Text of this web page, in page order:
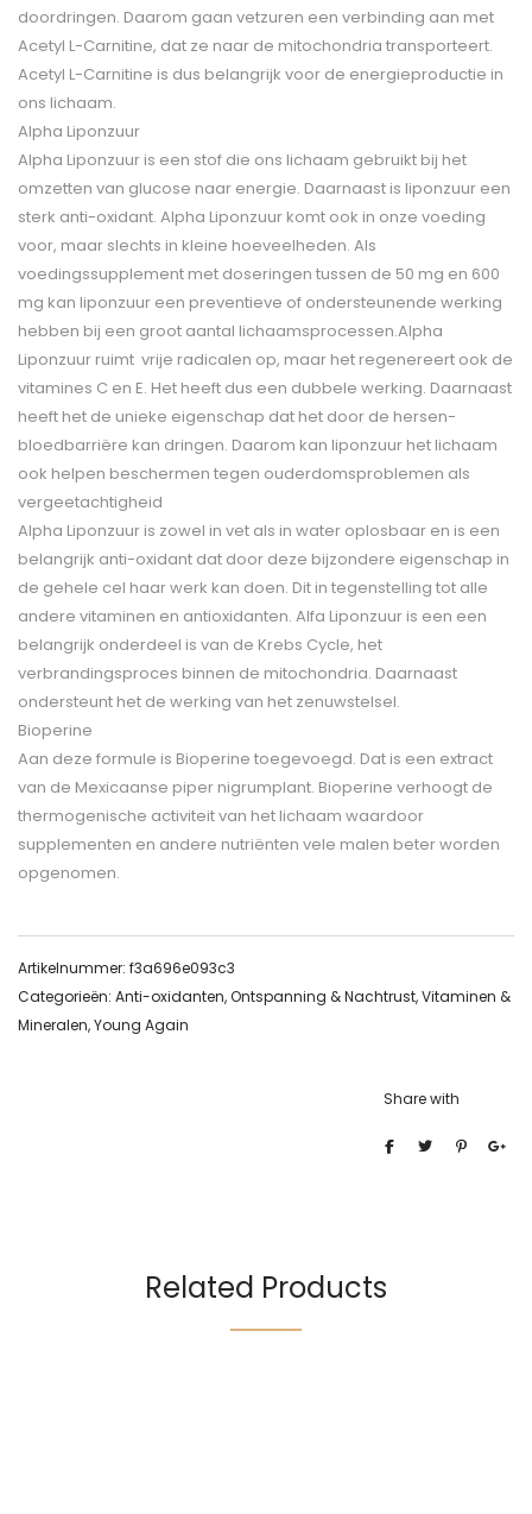
doordringen. Daarom gaan vetzuren een verbinding aan met
Acetyl L-Carnitine, dat ze naar de mitochondria transporteert.
Acetyl L-Carnitine is dus belangrijk voor de energieproductie in
ons lichaam.
Alpha Liponzuur
Alpha Liponzuur is een stof die ons lichaam gebruikt bij het
omzetten van glucose naar energie. Daarnaast is liponzuur een
sterk anti-oxidant. Alpha Liponzuur komt ook in onze voeding
voor, maar slechts in kleine hoeveelheden. Als
voedingssupplement met doseringen tussen de 50 mg en 600
mg kan liponzuur een preventieve of ondersteunende werking
hebben bij een groot aantal lichaamsprocessen.Alpha
Liponzuur ruimt vrije radicalen op, maar het regenereert ook de
vitamines C en E. Het heeft dus een dubbele werking. Daarnaast
heeft het de unieke eigenschap dat het door de hersen-
bloedbarriëre kan dringen. Daarom kan liponzuur het lichaam
ook helpen beschermen tegen ouderdomsproblemen als
vergeetachtigheid
Alpha Liponzuur is zowel in vet als in water oplosbaar en is een
belangrijk anti-oxidant dat door deze bijzondere eigenschap in
de gehele cel haar werk kan doen. Dit in tegenstelling tot alle
andere vitaminen en antioxidanten. Alfa Liponzuur is een een
belangrijk onderdeel is van de Krebs Cycle, het
verbrandingsproces binnen de mitochondria. Daarnaast
ondersteunt het de werking van het zenuwstelsel.
Bioperine
Aan deze formule is Bioperine toegevoegd. Dat is een extract
van de Mexicaanse piper nigrumplant. Bioperine verhoogt de
thermogenische activiteit van het lichaam waardoor
supplementen en andere nutriënten vele malen beter worden
opgenomen.
Artikelnummer: f3a696e093c3
Categorieën: Anti-oxidanten,Ontspanning & Nachtrust,Vitaminen &
Mineralen,Young Again
Share with
Related Products